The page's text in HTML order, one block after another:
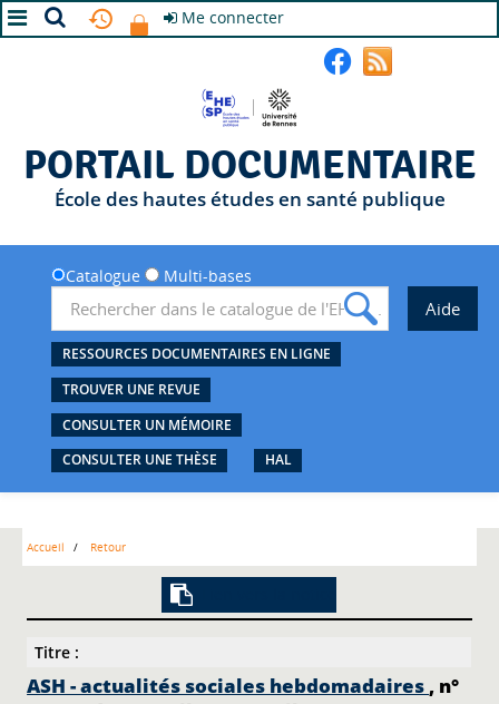
Me connecter
PORTAIL DOCUMENTAIRE
École des hautes études en santé publique
Catalogue Multi-bases
RESSOURCES DOCUMENTAIRES EN LIGNE
TROUVER UNE REVUE
CONSULTER UN MÉMOIRE
CONSULTER UNE THÈSE
HAL
Accueil Retour
Titre :
ASH - actualités sociales hebdomadaires , n°